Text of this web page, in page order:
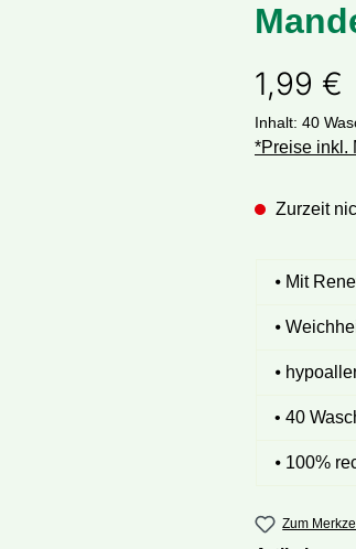
1,99 €
Inhalt: 40
*Preise inkl.
Zurzeit
⦁ Mit
⦁
⦁
• 40
⦁ 100%
Zum